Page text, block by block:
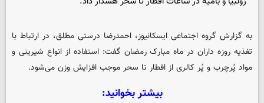
به گزارش گروه اجتماعی ایسکانیوز، احمدرضا درستی مطلق، در ارتباط با
تغذیه روزه داران در ماه مبارک رمضان گفت: استفاده از انواع شیرینی و
مواد پُرچرب و پُر کالری از افطار تا سحر موجب افزایش وزن می‌شود.
بیشتر بخوانید: